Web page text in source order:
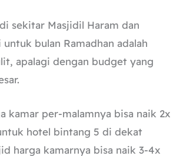
sekitar Masjidil Haram dan
bulan Ramadhan adalah
apalagi dengan budget yang
kamar per-malamnya bisa naik 2x
hotel bintang 5 di dekat
harga kamarnya bisa naik 3-4x